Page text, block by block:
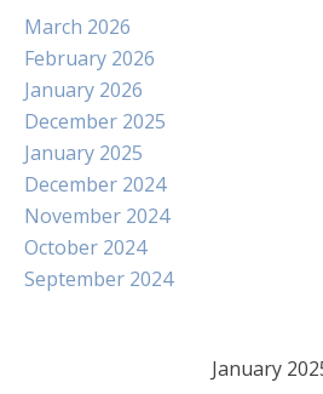
March 2026
February 2026
January 2026
December 2025
January 2025
December 2024
November 2024
October 2024
September 2024
January